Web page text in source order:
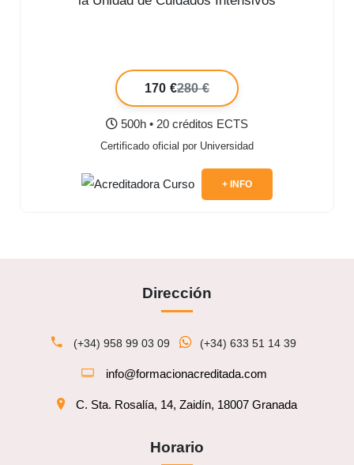
170 €280 €
500h • 20 créditos ECTS
Certificado oficial por Universidad
+ INFO
Dirección
(+34) 958 99 03 09 (+34) 633 51 14 39
info@formacionacreditada.com
C. Sta. Rosalía, 14, Zaidín, 18007 Granada
Horario